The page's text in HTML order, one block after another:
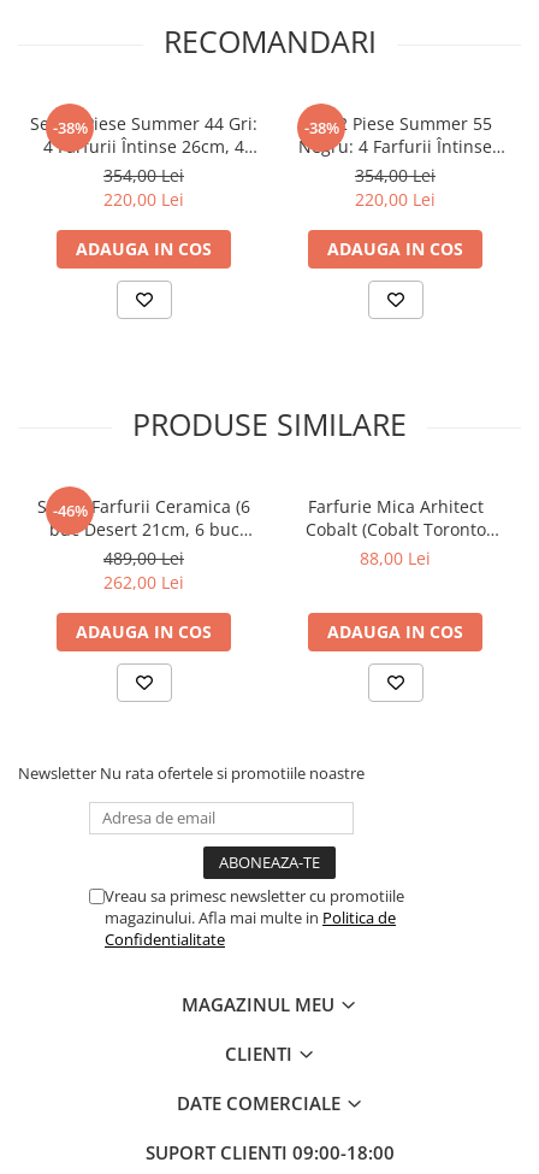
RECOMANDARI
-38%
Set 12 Piese Summer 44 Gri:
4 Farfurii Întinse 26cm, 4
Farfurii Desert 20cm & 4
Boluri 21cm/500ml
354,00 Lei
220,00 Lei
ADAUGA IN COS
-38%
Set 12 Piese Summer 55
Negru: 4 Farfurii Întinse
26cm, 4 Farfurii Desert
20cm & 4 Boluri
21cm/500ml
354,00 Lei
220,00 Lei
ADAUGA IN COS
PRODUSE SIMILARE
-46%
Set 12 Farfurii Ceramica (6
buc Desert 21cm, 6 buc
Mari 26cm) Decorama Bej
Deschis cu Pensulare
Manuala Linii Neagre
489,00 Lei
262,00 Lei
ADAUGA IN COS
Farfurie Mica Arhitect
Cobalt (Cobalt Toronto
Albastru 20 cm Desert )
88,00 Lei
ADAUGA IN COS
Newsletter Nu rata ofertele si promotiile noastre
Vreau sa primesc newsletter cu promotiile
magazinului. Afla mai multe in Politica de
Confidentialitate
MAGAZINUL MEU
CLIENTI
DATE COMERCIALE
SUPORT CLIENTI 09:00-18:00